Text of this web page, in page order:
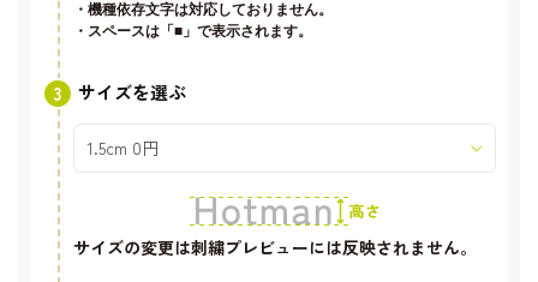
・機種依存文字は対応しておりません。
・スペースは「■」で表示されます。
サイズを選ぶ
サイズの変更は刺繍プレビューには反映されません。